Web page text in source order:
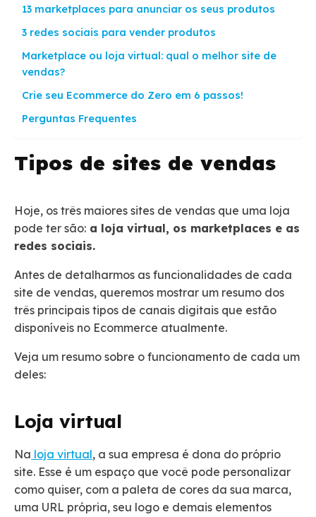
13 marketplaces para anunciar os seus produtos
3 redes sociais para vender produtos
Marketplace ou loja virtual: qual o melhor site de
vendas?
Crie seu Ecommerce do Zero em 6 passos!
Perguntas Frequentes
Tipos de sites de vendas
Hoje, os três maiores sites de vendas que uma loja
pode ter são: a loja virtual, os marketplaces e as
redes sociais.
Antes de detalharmos as funcionalidades de cada
site de vendas, queremos mostrar um resumo dos
três principais tipos de canais digitais que estão
disponíveis no Ecommerce atualmente.
Veja um resumo sobre o funcionamento de cada um
deles:
Loja virtual
Na loja virtual, a sua empresa é dona do próprio
site. Esse é um espaço que você pode personalizar
como quiser, com a paleta de cores da sua marca,
uma URL própria, seu logo e demais elementos